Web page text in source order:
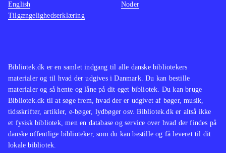
Bibliotek.dk er en samlet indgang til alle danske bibliotekers
materialer og til hvad der udgives i Danmark. Du kan bestille
materialer og så hente og låne på dit eget bibliotek. Du kan bruge
Bibliotek.dk til at søge frem, hvad der er udgivet af bøger, musik,
tidsskrifter, artikler, e-bøger, lydbøger osv. Bibliotek.dk er altså ikke
et fysisk bibliotek, men en database og service over hvad der findes på
danske offentlige biblioteker, som du kan bestille og få leveret til dit
lokale bibliotek.
English
Tilgængelighedserklæring
Noder